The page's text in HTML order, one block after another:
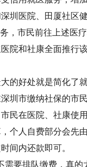
医院、田厦社区
，市民前往上述医
院和社康全面推行
好处就是简化了就
市缴纳社保的市
民在医院、社康使
个人自费部分会先
间内还款即可。
要排队缴费，真的